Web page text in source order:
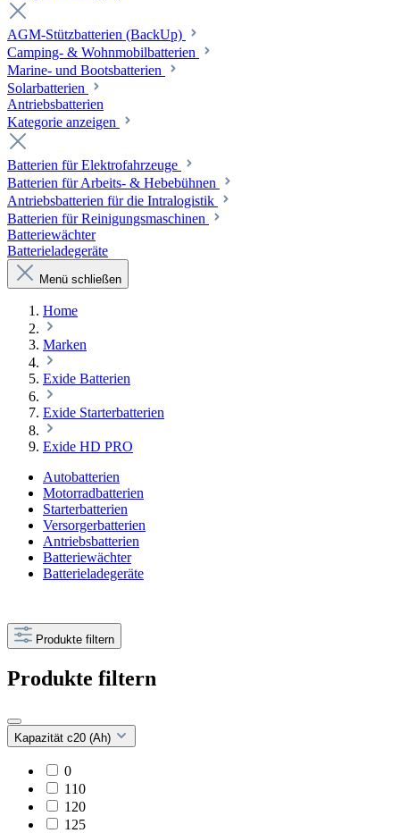
AGM-Stützbatterien (BackUp)
Camping- & Wohnmobilbatterien
Marine- und Bootsbatterien
Solarbatterien
Antriebsbatterien
Kategorie anzeigen
Batterien für Elektrofahrzeuge
Batterien für Arbeits- & Hebebühnen
Antriebsbatterien für die Intralogistik
Batterien für Reinigungsmaschinen
Batteriewächter
Batterieladegeräte
Menü schließen
Home
Marken
Exide Batterien
Exide Starterbatterien
Exide HD PRO
Autobatterien
Motorradbatterien
Starterbatterien
Versorgerbatterien
Antriebsbatterien
Batteriewächter
Batterieladegeräte
Produkte filtern
Produkte filtern
Kapazität c20 (Ah)
0
110
120
125